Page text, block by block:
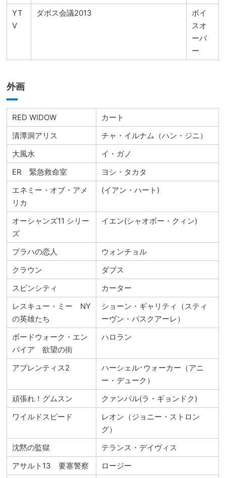
YT
V
ダボス会議2013
ボイ
スオ
ーバ
ー
外画
RED WIDOW
カート
清潭洞アリス
チャ・イルナム（ハン・ジニ）
大風水
イ・ガノ
ER 緊急救命室
ヨシ・タカタ
エネミー・オブ・アメ
リカ
(イアン・ハート)
オーシャンズ11 シリー
ズ
イエン(シャオボー・クィン)
プラハの恋人
ウォンチョル
クラウン
ダブス
スピンシティ
カーター
レスキュー・ミー NY
の英雄たち
ショーン・ギャリティ（スティ
ーヴン・パスクアーレ）
ボードウォーク・エン
パイア 欲望の街
ハロラン
アプレンティス2
ハーシェル･ウォーカー（アニ
ー・デューク）
頑張れ！グムスン
クァンパル(ラ・ギョンドク)
ワイルドスピード
レオン（ジョニー・ストロン
グ）
沈黙の監獄
テランス・デイヴィス
アサルト13 要塞警察
ロージー